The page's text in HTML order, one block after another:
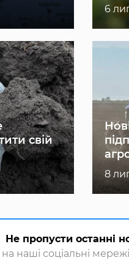
6
свій
8
Не пропусти останні
наші соціальні